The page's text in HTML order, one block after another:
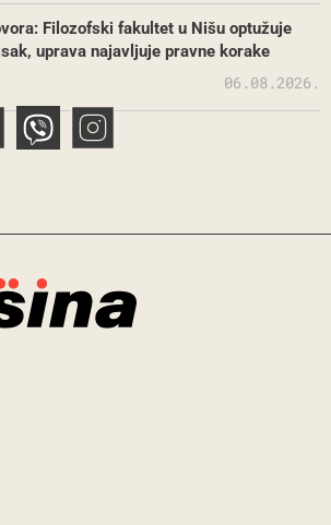
Filozofski fakultet u Nišu optužuje
uprava najavljuje pravne korake
06.08.2026.